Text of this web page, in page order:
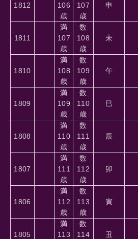
1812
106
歳
107
歳
申
1811
満
107
歳
数
108
歳
未
1810
満
108
歳
数
109
歳
午
1809
満
109
歳
数
110
歳
巳
1808
満
110
歳
数
111
歳
辰
1807
満
111
歳
数
112
歳
卯
1806
満
112
歳
数
113
歳
寅
1805
満
113
数
114
丑